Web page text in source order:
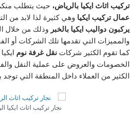
تركيب اثاث ايكيا بالرياض، حيث يتطلب
عمال تركيب ايكيا وهي كثيرة لذا لابد من
يركبون دواليب ايكيا بالخبر وذلك من خلال
والمميزات التي تقدمها تلك الشركات أو
كما تقوم الكثير شركاتنقل غرفة نوم
الخصومات والعروض على عملية النقل
الكثير من العملاء داخل المنطقة التي توجد
نجار تركيب اثاث ايكيا